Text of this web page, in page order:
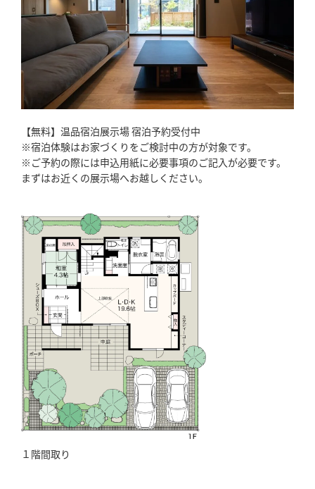
【無料】温品宿泊展示場 宿泊予約受付中
※宿泊体験はお家づくりをご検討中の方が対象です。
※ご予約の際には申込用紙に必要事項のご記入が必要です。
まずはお近くの展示場へお越しください。
１階間取り